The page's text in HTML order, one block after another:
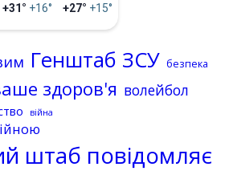
+31° +16° +27° +15°
Генштаб ЗСУ безпека
здоров'я волейбол
війна
штаб повідомляє